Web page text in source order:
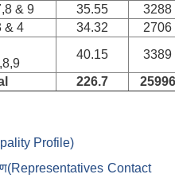
& 9 35.55
3288
& 4 34.32
2706
40.15
3389
226.7 25996
Profile)
Contact